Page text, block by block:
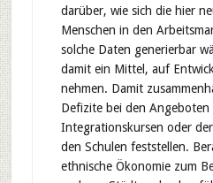
darüber, wie sich die hier
Menschen in den
solche Daten generierbar
damit ein Mittel, auf
nehmen. Damit
Defizite bei den Angeboten
Integrationskursen oder
den Schulen feststellen.
ethnische Ökonomie zum